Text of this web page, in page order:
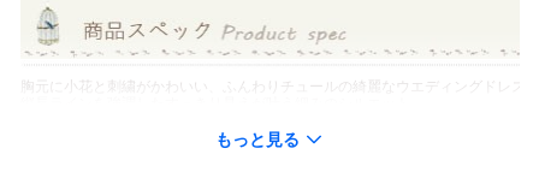
胸元に小花と刺繍がかわいい、ふんわりチュールの綺麗なウエディングドレス
豪華エレガントドレスからカジュアルドレス、シンプルドレスまで幅広いライ
もっと見る